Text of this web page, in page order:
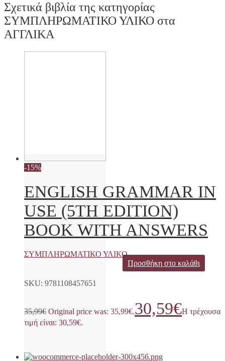
Σχετικά βιβλία της κατηγορίας
ΣΥΜΠΛΗΡΩΜΑΤΙΚΟ ΥΛΙΚΟ στα
ΑΓΓΛΙΚΑ
-15%
ENGLISH GRAMMAR IN
USE (5TH EDITION)
BOOK WITH ANSWERS
ΣΥΜΠΛΗΡΩΜΑΤΙΚΟ ΥΛΙΚΟ
Προσθήκη στο καλάθι
SKU: 9781108457651
35,99€ Original price was: 35,99€.30,59€Η τρέχουσα
τιμή είναι: 30,59€.